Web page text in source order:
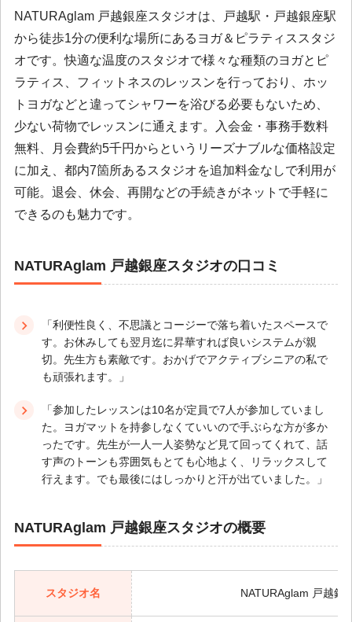
NATURAglam 戸越銀座スタジオは、戸越駅・戸越銀座駅
から徒歩1分の便利な場所にあるヨガ＆ピラティススタジ
オです。快適な温度のスタジオで様々な種類のヨガとピ
ラティス、フィットネスのレッスンを行っており、ホッ
トヨガなどと違ってシャワーを浴びる必要もないため、
少ない荷物でレッスンに通えます。入会金・事務手数料
無料、月会費約5千円からというリーズナブルな価格設定
に加え、都内7箇所あるスタジオを追加料金なしで利用が
可能。退会、休会、再開などの手続きがネットで手軽に
できるのも魅力です。
NATURAglam 戸越銀座スタジオの口コミ
「利便性良く、不思議とコージーで落ち着いたスペースで
す。お休みしても翌月迄に昇華すれば良いシステムが親
切。先生方も素敵です。おかげでアクティブシニアの私で
も頑張れます。」
「参加したレッスンは10名が定員で7人が参加していまし
た。ヨガマットを持参しなくていいので手ぶらな方が多か
ったです。先生が一人一人姿勢など見て回ってくれて、話
す声のトーンも雰囲気もとても心地よく、リラックスして
行えます。でも最後にはしっかりと汗が出ていました。」
NATURAglam 戸越銀座スタジオの概要
スタジオ名 NATURAglam 戸越銀